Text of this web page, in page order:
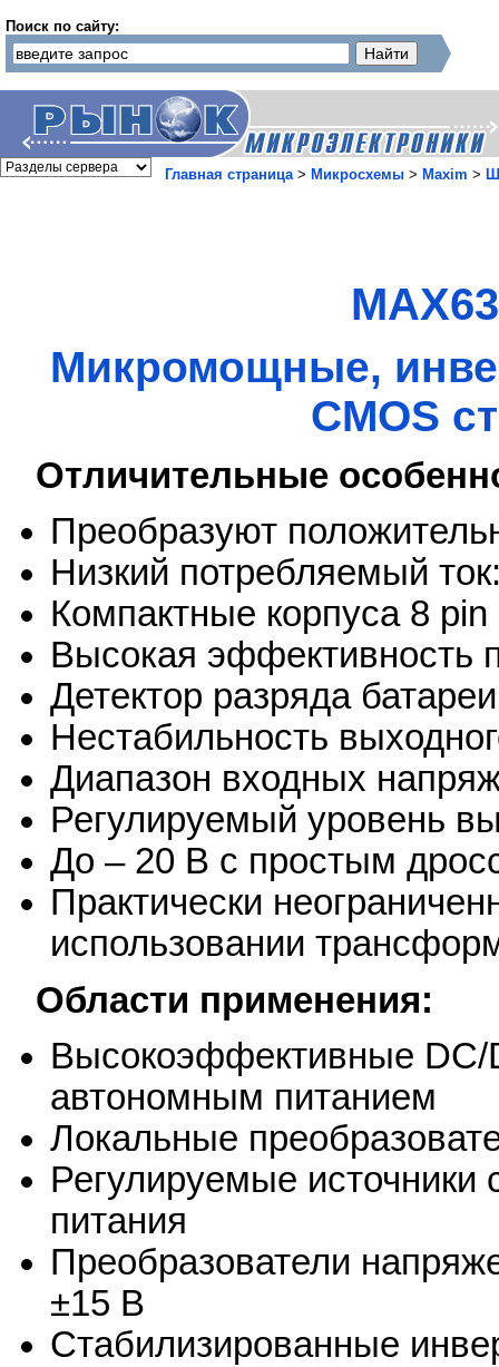
Поиск по сайту:
Главная страница> Микросхемы > Maxim >
Микромощные,
CMOS
Отличительные
Преобразуют
Низкий потребляемый
Компактные корпуса 8
Высокая эффективность
Детектор разряда батареи
Нестабильность
Диапазон входных
Регулируемый уровень
До – 20 В с простым
Практически
использовании
Области применения:
Высокоэффективные DC/
автономным питанием
Локальные
Регулируемые
питания
Преобразователи
±15 В
Стабилизированные